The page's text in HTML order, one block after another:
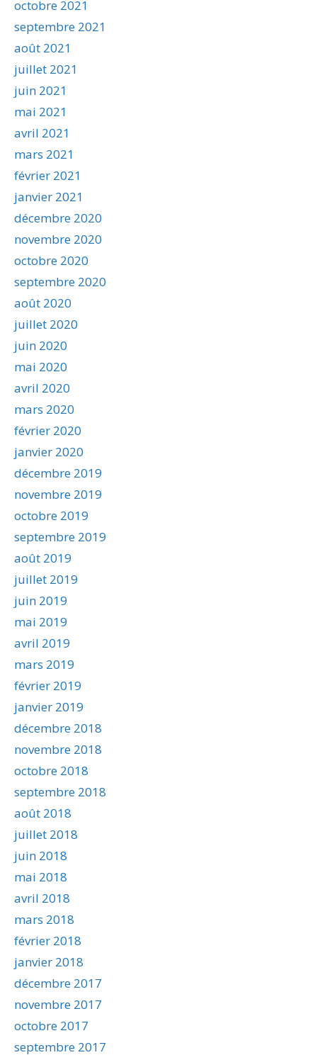
octobre 2021
septembre 2021
août 2021
juillet 2021
juin 2021
mai 2021
avril 2021
mars 2021
février 2021
janvier 2021
décembre 2020
novembre 2020
octobre 2020
septembre 2020
août 2020
juillet 2020
juin 2020
mai 2020
avril 2020
mars 2020
février 2020
janvier 2020
décembre 2019
novembre 2019
octobre 2019
septembre 2019
août 2019
juillet 2019
juin 2019
mai 2019
avril 2019
mars 2019
février 2019
janvier 2019
décembre 2018
novembre 2018
octobre 2018
septembre 2018
août 2018
juillet 2018
juin 2018
mai 2018
avril 2018
mars 2018
février 2018
janvier 2018
décembre 2017
novembre 2017
octobre 2017
septembre 2017